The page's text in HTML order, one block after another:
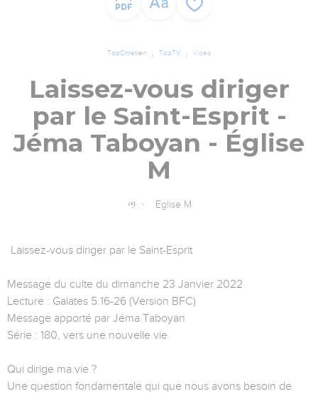
TopChrétien TopTV Vidéo
Laissez-vous diriger
par le Saint-Esprit -
Jéma Taboyan - Église
M
Eglise M
Laissez-vous diriger par le Saint-Esprit
Message du culte du dimanche 23 Janvier 2022
Lecture : Galates 5.16-26 (Version BFC)
Message apporté par Jéma Taboyan
Série : 180, vers une nouvelle vie
Qui dirige ma vie ?
Une question fondamentale qui que nous avons besoin de